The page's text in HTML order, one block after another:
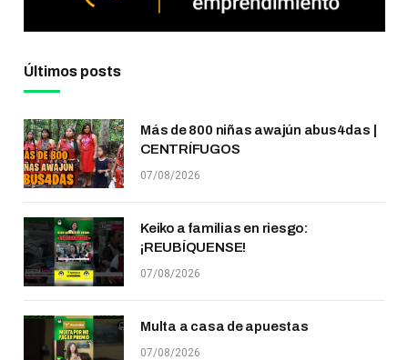
Últimos posts
Más de 800 niñas awajún abus4das |
CENTRÍFUGOS
07/08/2026
Keiko a familias en riesgo:
¡REUBÍQUENSE!
07/08/2026
Multa a casa de apuestas
07/08/2026